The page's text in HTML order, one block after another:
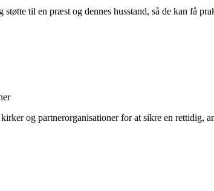
til en præst og dennes husstand, så de kan få
og partnerorganisationer for at sikre en rettidig,